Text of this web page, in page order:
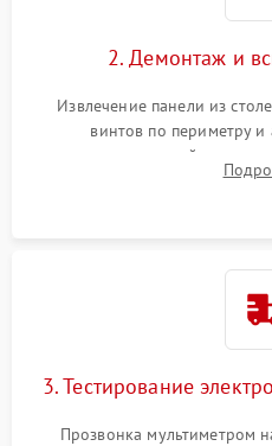
2. Демонтаж и
Извлечение панели из
винтов по периметру
стеклокерамической
сенсорного блока для
3. Тестирование
Прозвонка мультиметром